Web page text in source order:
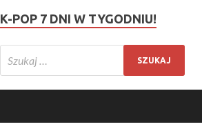
K-POP 7 DNI W TYGODNIU!